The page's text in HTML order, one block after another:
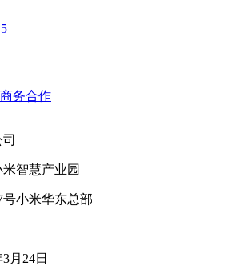
商务合作
智慧产业园
小米华东总部
月24日